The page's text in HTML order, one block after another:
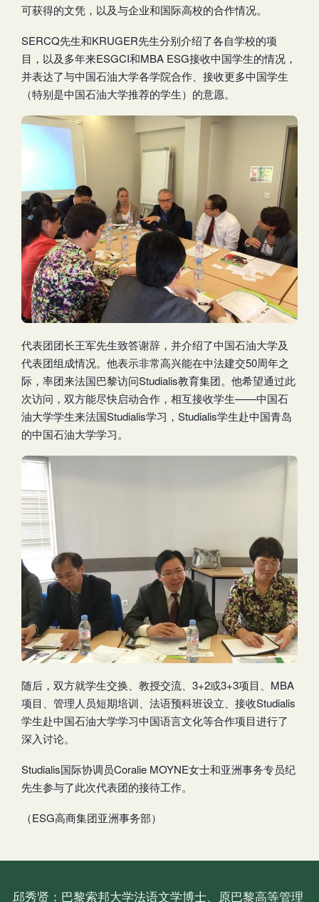
可获得的文凭，以及与企业和国际高校的合作情况。
SERCQ先生和KRUGER先生分别介绍了各自学校的项
目，以及多年来ESGCI和MBA ESG接收中国学生的情况，
并表达了与中国石油大学各学院合作、接收更多中国学生
（特别是中国石油大学推荐的学生）的意愿。
代表团团长王军先生致答谢辞，并介绍了中国石油大学及
代表团组成情况。他表示非常高兴能在中法建交50周年之
际，率团来法国巴黎访问Studialis教育集团。他希望通过此
次访问，双方能尽快启动合作，相互接收学生——中国石
油大学学生来法国Studialis学习，Studialis学生赴中国青岛
的中国石油大学学习。
随后，双方就学生交换、教授交流、3+2或3+3项目、MBA
项目、管理人员短期培训、法语预科班设立、接收Studialis
学生赴中国石油大学学习中国语言文化等合作项目进行了
深入讨论。
Studialis国际协调员Coralie MOYNE女士和亚洲事务专员纪
先生参与了此次代表团的接待工作。
（ESG高商集团亚洲事务部）
邱秀贤：巴黎索邦大学法语文学博士、原巴黎高等管理